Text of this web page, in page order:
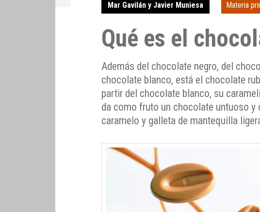
Mar Gavilán y Javier Muniesa Materia
Qué es el
Además del chocolate negro, del
chocolate blanco, está el chocolate
partir del chocolate blanco, su
da como fruto un chocolate untuoso y
caramelo y galleta de mantequilla